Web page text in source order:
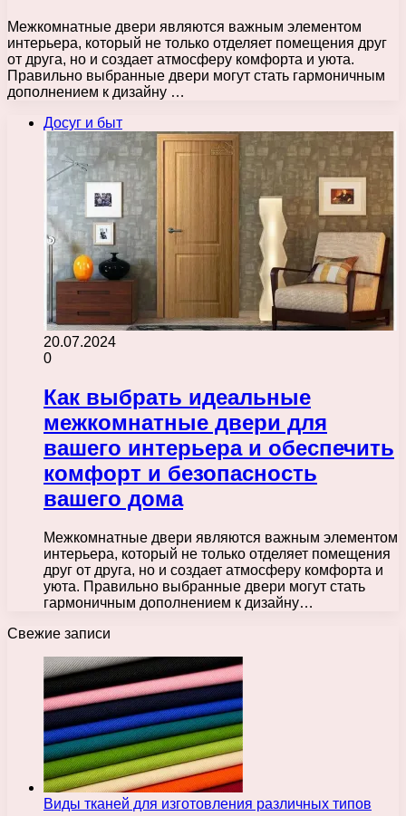
Межкомнатные двери являются важным элементом
интерьера, который не только отделяет помещения друг
от друга, но и создает атмосферу комфорта и уюта.
Правильно выбранные двери могут стать гармоничным
дополнением к дизайну …
Досуг и быт
20.07.2024
0
Как выбрать идеальные
межкомнатные двери для
вашего интерьера и обеспечить
комфорт и безопасность
вашего дома
Межкомнатные двери являются важным элементом
интерьера, который не только отделяет помещения
друг от друга, но и создает атмосферу комфорта и
уюта. Правильно выбранные двери могут стать
гармоничным дополнением к дизайну…
Свежие записи
Виды тканей для изготовления различных типов